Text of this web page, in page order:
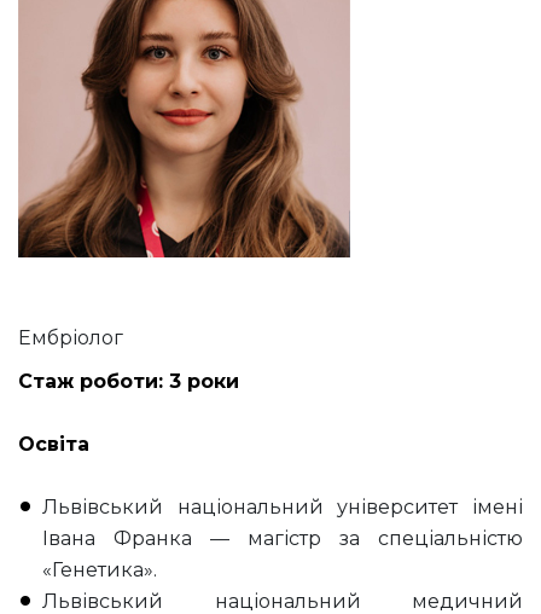
Ембріолог
Стаж роботи: 3 роки
Освіта
Львівський національний університет імені
Івана Франка — магістр за спеціальністю
«Генетика».
Львівський національний медичний